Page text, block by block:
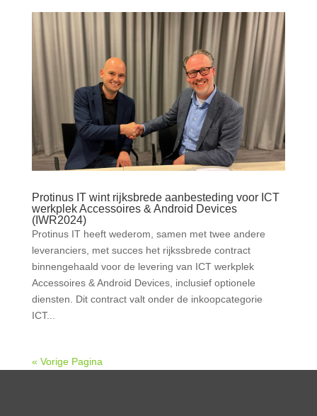
Protinus IT wint rijksbrede aanbesteding voor ICT
werkplek Accessoires & Android Devices
(IWR2024)
Protinus IT heeft wederom, samen met twee andere
leveranciers, met succes het rijkssbrede contract
binnengehaald voor de levering van ICT werkplek
Accessoires & Android Devices, inclusief optionele
diensten. Dit contract valt onder de inkoopcategorie
ICT...
« Vorige Pagina